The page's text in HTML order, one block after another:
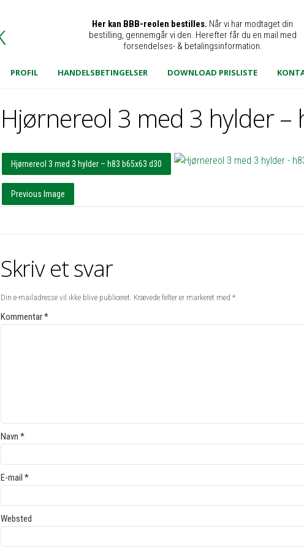
Her kan BBB-reolen bestilles. Når vi har modtaget din
bestilling, gennemgår vi den. Herefter får du en mail med
forsendelses- & betalingsinformation.
PROFIL HANDELSBETINGELSER DOWNLOAD PRISLISTE
Hjørnereol 3 med 3 hylder –
Hjørnereol 3 med 3 hylder – h83 b65x63 d30
Previous Image
Skriv et svar
Din e-mailadresse vil ikke blive publiceret. Krævede felter er markeret med *
Kommentar*
Navn *
E-mail *
Websted